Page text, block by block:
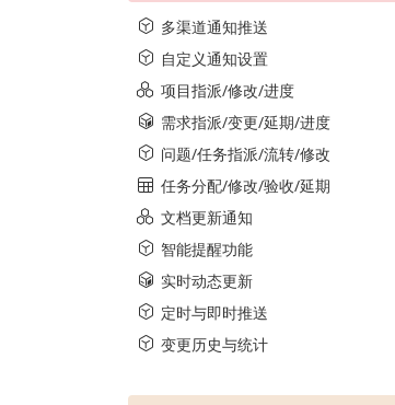
多渠道通知推送
自定义通知设置
项目指派/修改/进度
需求指派/变更/延期/进度
问题/任务指派/流转/修改
任务分配/修改/验收/延期
文档更新通知
智能提醒功能
实时动态更新
定时与即时推送
变更历史与统计